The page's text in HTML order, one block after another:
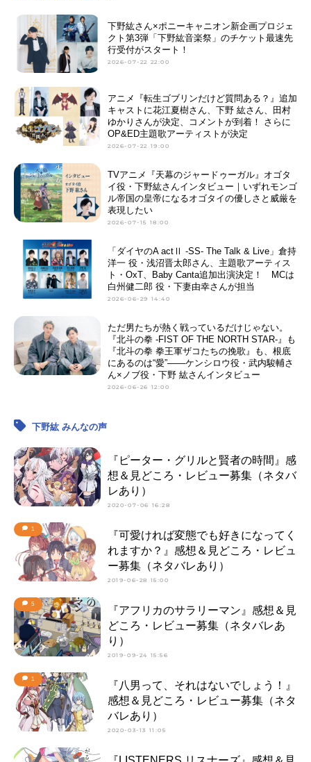
下野紘さん×ポニーキャニオン新企画プロジェ
クト第3弾「下野紘音楽祭」のチケット最速先
行受付がスタート！
2026-07-22 22:00
アニメ『転生ゴブリンだけど質問ある？』追加
キャストに花江夏樹さん、下野 紘さん、田村
ゆかりさんが決定、コメントが到着！ さらに
OP&ED主題歌アーティストが決定
2026-07-22 19:00
TVアニメ『天幕のジャードゥーガル』オゴタ
イ役・下野紘さんインタビュー｜いずれモンゴ
ル帝国の皇帝になるオゴタイの優しさと威厳を
表現したい
2026-07-15 18:00
「ダイヤのA actⅡ -SS- The Talk & Live」倉持
洋一 役・浅沼晋太郎さん、主題歌アーティス
ト・OxT、Baby Canta追加出演決定！ MCは
白州健二郎 役・下妻由幸さんが担当
2026-06-29 14:40
ただ男たちが熱く戦っているだけじゃない。
『北斗の拳 -FIST OF THE NORTH STAR-』も
『北斗の拳 拳王軍ザコたちの挽歌』も、根底
にあるのは“愛”――ケンシロウ役・武内駿輔さ
ん×ノブ役・下野 紘さんインタビュー
2026-06-26 12:00
下野紘 みんなの声
『ピーター・グリルと賢者の時間』感
想＆見どころ・レビュー募集（ネタバ
レあり）
2020-07-06 16:28
1
『可愛ければ変態でも好きになってく
れますか？』感想＆見どころ・レビュ
ー募集（ネタバレあり）
2019-06-28 15:00
5
『アフリカのサラリーマン』感想＆見
どころ・レビュー募集（ネタバレあ
り）
2019-09-24 15:56
1
『八男って、それはないでしょう！』
感想＆見どころ・レビュー募集（ネタ
バレあり）
2020-03-13 11:05